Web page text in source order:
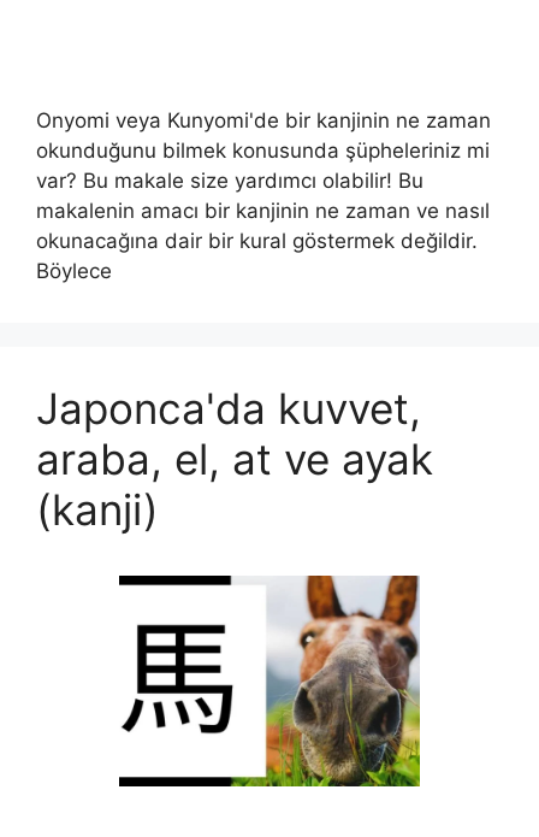
Onyomi veya Kunyomi'de bir kanjinin ne zaman
okunduğunu bilmek konusunda şüpheleriniz mi
var? Bu makale size yardımcı olabilir! Bu
makalenin amacı bir kanjinin ne zaman ve nasıl
okunacağına dair bir kural göstermek değildir.
Böylece
Japonca'da kuvvet,
araba, el, at ve ayak
(kanji)